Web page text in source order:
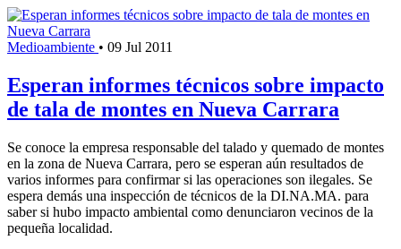
Medioambiente • 09 Jul 2011
Esperan informes técnicos sobre impacto
de tala de montes en Nueva Carrara
Se conoce la empresa responsable del talado y quemado de montes
en la zona de Nueva Carrara, pero se esperan aún resultados de
varios informes para confirmar si las operaciones son ilegales. Se
espera demás una inspección de técnicos de la DI.NA.MA. para
saber si hubo impacto ambiental como denunciaron vecinos de la
pequeña localidad.